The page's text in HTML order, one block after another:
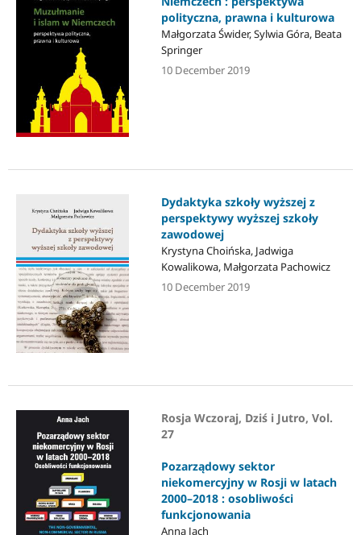
polityczna, prawna i kulturowa
Małgorzata Świder, Sylwia Góra, Beata
Springer
10 December 2019
Dydaktyka szkoły wyższej z
perspektywy wyższej szkoły
zawodowej
Krystyna Choińska, Jadwiga
Kowalikowa, Małgorzata Pachowicz
10 December 2019
Rosja Wczoraj, Dziś i Jutro, Vol.
27
Pozarządowy sektor
niekomercyjny w Rosji w latach
2000–2018 : osobliwości
funkcjonowania
Anna Jach